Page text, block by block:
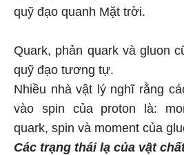
quỹ đạo quanh Mặt trời.
Quark, phản quark và gluon
quỹ đạo tương tự.
Nhiều nhà vật lý nghĩ rằng
vào spin của proton là:
quark, spin và moment của
Các trạng thái lạ của vật